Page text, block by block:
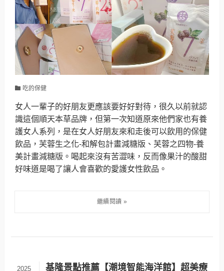
吃的保健
女人一輩子的好朋友更應該要好好對待，很久以前就認
識這個順天本草品牌，但第一次知道原來他們家也有養
護女人系列，是在女人好朋友來和走後可以飲用的保健
飲品，芙蓉生之化-和解包計畫減糖版、芙蓉之四物-養
美計畫減糖版。喝起來沒有苦澀味，反而像果汁的酸甜
好味道是喝了讓人會喜歡的愛護女性飲品。
基隆景點推薦【潮境智能海洋館】超美療
2025